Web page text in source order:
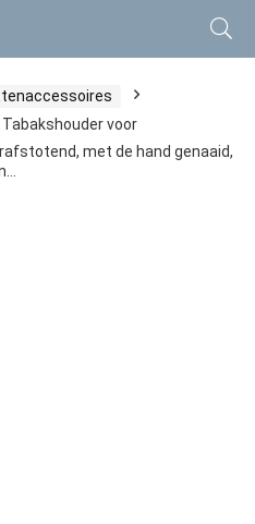
Tabakshouder voor
met de hand genaaid,